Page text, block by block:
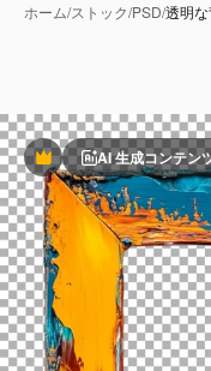
ホーム/ストック/PSD/透明
PremiumAI 生成コンテン